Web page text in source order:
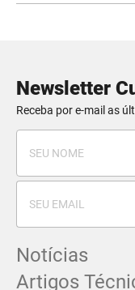
Newsletter
Receba por e-mail as
Notícias
Artigos